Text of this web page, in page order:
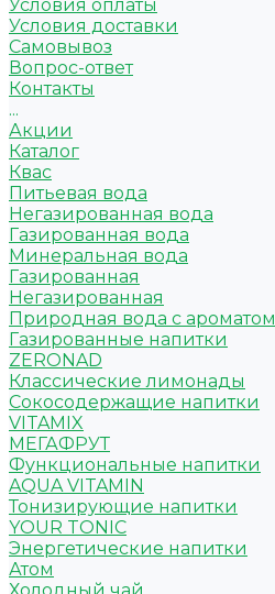
Условия оплаты
Условия доставки
Самовывоз
Вопрос-ответ
Контакты
...
Акции
Каталог
Квас
Питьевая вода
Негазированная вода
Газированная вода
Минеральная вода
Газированная
Негазированная
Природная вода с ароматом
Газированные напитки
ZERONAD
Классические лимонады
Сокосодержащие напитки
VITAMIX
МЕГАФРУТ
Функциональные напитки
AQUA VITAMIN
Тонизирующие напитки
YOUR TONIC
Энергетические напитки
Атом